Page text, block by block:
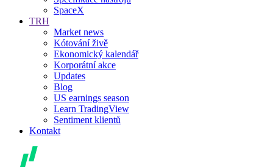
SpaceX
TRH
Market news
Kótování živě
Ekonomický kalendář
Korporátní akce
Updates
Blog
US earnings season
Learn TradingView
Sentiment klientů
Kontakt